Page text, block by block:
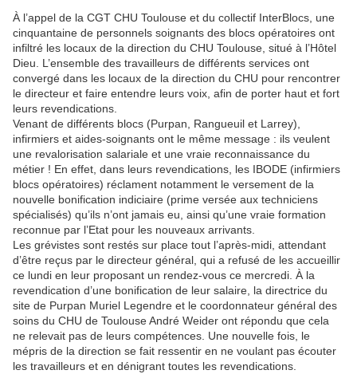
À l’appel de la CGT CHU Toulouse et du collectif InterBlocs, une
cinquantaine de personnels soignants des blocs opératoires ont
infiltré les locaux de la direction du CHU Toulouse, situé à l’Hôtel
Dieu. L’ensemble des travailleurs de différents services ont
convergé dans les locaux de la direction du CHU pour rencontrer
le directeur et faire entendre leurs voix, afin de porter haut et fort
leurs revendications.
Venant de différents blocs (Purpan, Rangueuil et Larrey),
infirmiers et aides-soignants ont le même message : ils veulent
une revalorisation salariale et une vraie reconnaissance du
métier ! En effet, dans leurs revendications, les IBODE (infirmiers
blocs opératoires) réclament notamment le versement de la
nouvelle bonification indiciaire (prime versée aux techniciens
spécialisés) qu’ils n’ont jamais eu, ainsi qu’une vraie formation
reconnue par l’Etat pour les nouveaux arrivants.
Les grévistes sont restés sur place tout l’après-midi, attendant
d’être reçus par le directeur général, qui a refusé de les accueillir
ce lundi en leur proposant un rendez-vous ce mercredi. À la
revendication d’une bonification de leur salaire, la directrice du
site de Purpan Muriel Legendre et le coordonnateur général des
soins du CHU de Toulouse André Weider ont répondu que cela
ne relevait pas de leurs compétences. Une nouvelle fois, le
mépris de la direction se fait ressentir en ne voulant pas écouter
les travailleurs et en dénigrant toutes les revendications.